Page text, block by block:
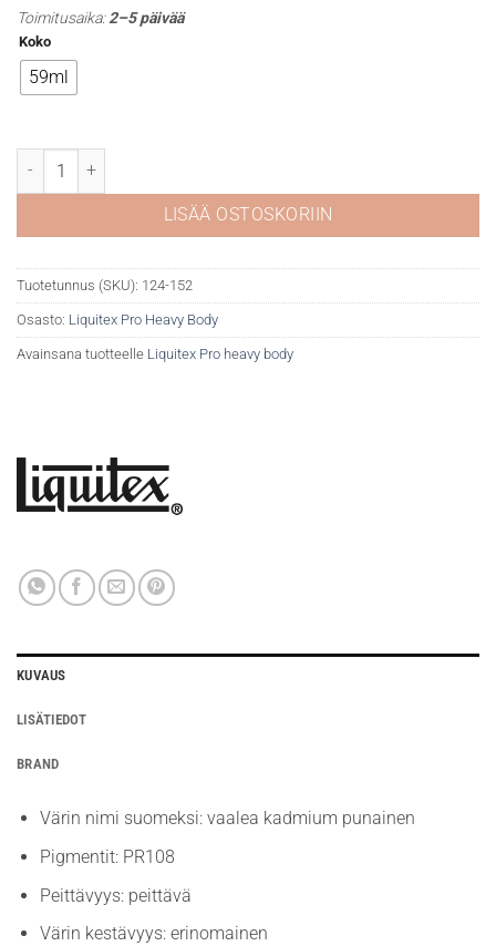
Toimitusaika:2–5 päivää
Koko
59ml
Liquitex Pro Heavy 152 Cadmium red light määrä
LISÄÄ OSTOSKORIIN
Tuotetunnus (SKU): 124-152
Osasto: Liquitex Pro Heavy Body
Avainsana tuotteelle Liquitex Pro heavy body
KUVAUS
LISÄTIEDOT
BRAND
Värin nimi suomeksi: vaalea kadmium punainen
Pigmentit: PR108
Peittävyys: peittävä
Värin kestävyys: erinomainen